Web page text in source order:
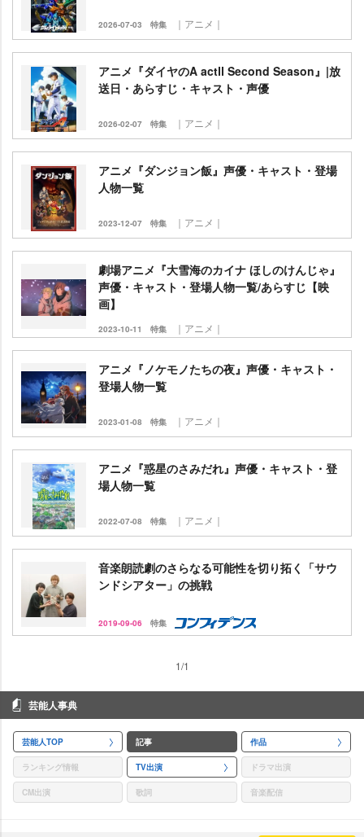
2026-07-03 特集 ｜アニメ｜
アニメ『ダイヤのA actⅡ Second Season』|放
送日・あらすじ・キャスト・声優
2026-02-07 特集 ｜アニメ｜
アニメ『ダンジョン飯』声優・キャスト・登場
人物一覧
2023-12-07 特集 ｜アニメ｜
劇場アニメ『大雪海のカイナ ほしのけんじゃ』
声優・キャスト・登場人物一覧/あらすじ【映
画】
2023-10-11 特集 ｜アニメ｜
アニメ『ノケモノたちの夜』声優・キャスト・
登場人物一覧
2023-01-08 特集 ｜アニメ｜
アニメ『惑星のさみだれ』声優・キャスト・登
場人物一覧
2022-07-08 特集 ｜アニメ｜
音楽朗読劇のさらなる可能性を切り拓く「サウ
ンドシアター」の挑戦
2019-09-06 特集
1/1
芸能人事典
芸能人TOP 記事 作品
ランキング情報 TV出演 ドラマ出演
CM出演 歌詞 音楽配信